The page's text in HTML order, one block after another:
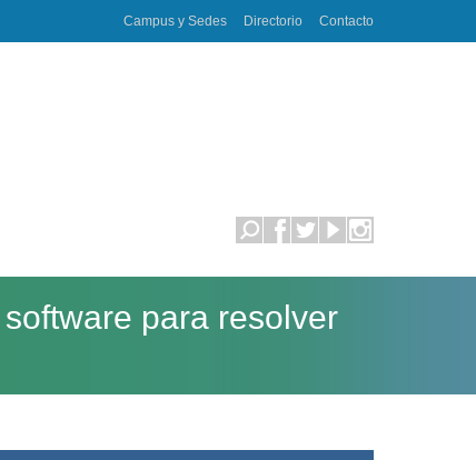
Campus y Sedes Directorio Contacto
para resolver